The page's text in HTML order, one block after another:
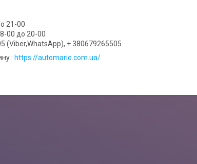
21-00
00 до 20-00
(Viber,WhatsApp), + 380679265505
: https://automario.com.ua/